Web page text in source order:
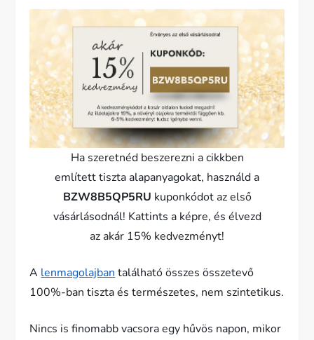
Ha szeretnéd beszerezni a cikkben
említett tiszta alapanyagokat, használd a
BZW8B5QP5RU kuponkódot az első
vásárlásodnál! Kattints a képre, és élvezd
az akár 15% kedvezményt!
A lenmagolajban található összes összetevő
100%-ban tiszta és természetes, nem szintetikus.
Nincs is finomabb vacsora egy hűvös napon, mikor